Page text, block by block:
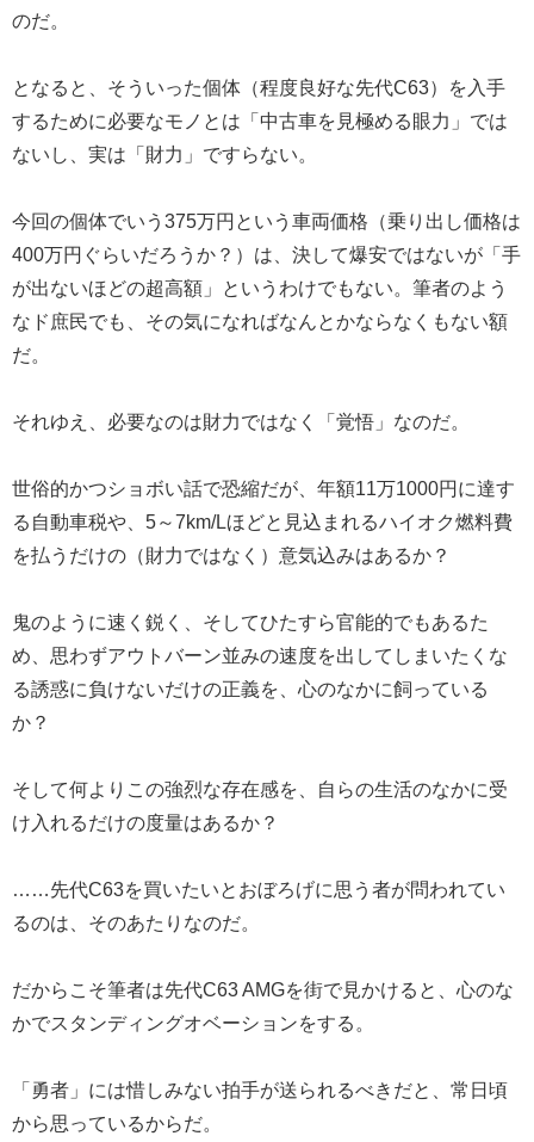
のだ。
となると、そういった個体（程度良好な先代C63）を入手
するために必要なモノとは「中古車を見極める眼力」では
ないし、実は「財力」ですらない。
今回の個体でいう375万円という車両価格（乗り出し価格は
400万円ぐらいだろうか？）は、決して爆安ではないが「手
が出ないほどの超高額」というわけでもない。筆者のよう
なド庶民でも、その気になればなんとかならなくもない額
だ。
それゆえ、必要なのは財力ではなく「覚悟」なのだ。
世俗的かつショボい話で恐縮だが、年額11万1000円に達す
る自動車税や、5～7km/Lほどと見込まれるハイオク燃料費
を払うだけの（財力ではなく）意気込みはあるか？
鬼のように速く鋭く、そしてひたすら官能的でもあるた
め、思わずアウトバーン並みの速度を出してしまいたくな
る誘惑に負けないだけの正義を、心のなかに飼っている
か？
そして何よりこの強烈な存在感を、自らの生活のなかに受
け入れるだけの度量はあるか？
……先代C63を買いたいとおぼろげに思う者が問われてい
るのは、そのあたりなのだ。
だからこそ筆者は先代C63 AMGを街で見かけると、心のな
かでスタンディングオベーションをする。
「勇者」には惜しみない拍手が送られるべきだと、常日頃
から思っているからだ。